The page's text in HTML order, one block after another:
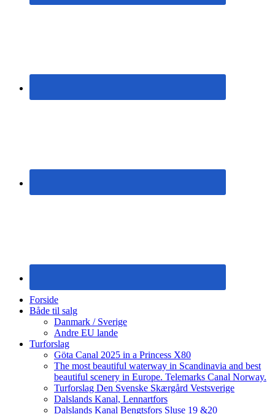
Forside
Både til salg
Danmark / Sverige
Andre EU lande
Turforslag
Göta Canal 2025 in a Princess X80
The most beautiful waterway in Scandinavia and best
beautiful scenery in Europe. Telemarks Canal Norway.
Turforslag Den Svenske Skærgård Vestsverige
Dalslands Kanal, Lennartfors
Dalslands Kanal Bengtsfors Sluse 19 &20